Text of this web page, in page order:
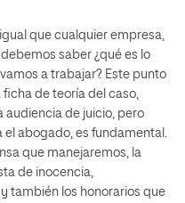
que cualquier empresa,
saber ¿qué es lo
a trabajar?. Este punto
de teoría del caso,
audiencia de juicio, pero
abogado, es fundamental.
que manejaremos, la
de inocencia,
también los honorarios que